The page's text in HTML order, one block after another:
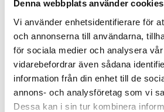
Denna webbplats använder cookies
Vi använder enhetsidentifierare för
och annonserna till användarna,
för sociala medier och analysera
vidarebefordrar även sådana
information från din enhet till de
annons- och analysföretag som vi
Dessa kan i sin tur kombinera
Ledare
Ta med samtliga